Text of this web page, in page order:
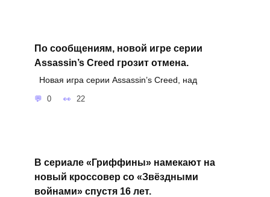
По сообщениям, новой игре серии
Assassin’s Creed грозит отмена.
Новая игра серии Assassin’s Creed, над
0 22
В сериале «Гриффины» намекают на
новый кроссовер со «Звёздными
войнами» спустя 16 лет.